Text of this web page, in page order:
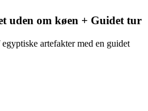
uden om køen + Guidet tur
artefakter med en guidet